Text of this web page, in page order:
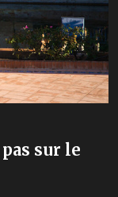
sur le